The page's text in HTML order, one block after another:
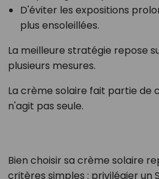
D'éviter les expositions
plus ensoleillées.
La meilleure stratégie repose
plusieurs mesures.
La crème solaire fait partie de
n'agit pas seule.
Bien choisir sa crème solaire
critères simples : privilégier un